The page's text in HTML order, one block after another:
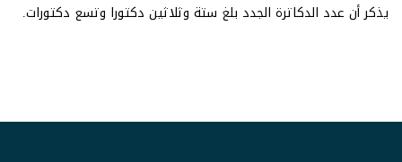
يذكر أن عدد الدكاترة الجدد بلغ ستة وثلاثين دكتورا وتسع دكتورات.